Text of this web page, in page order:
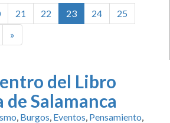
21 22 23 24
25
»
del Libro
Salamanca
, Burgos, Eventos, Pensamiento,